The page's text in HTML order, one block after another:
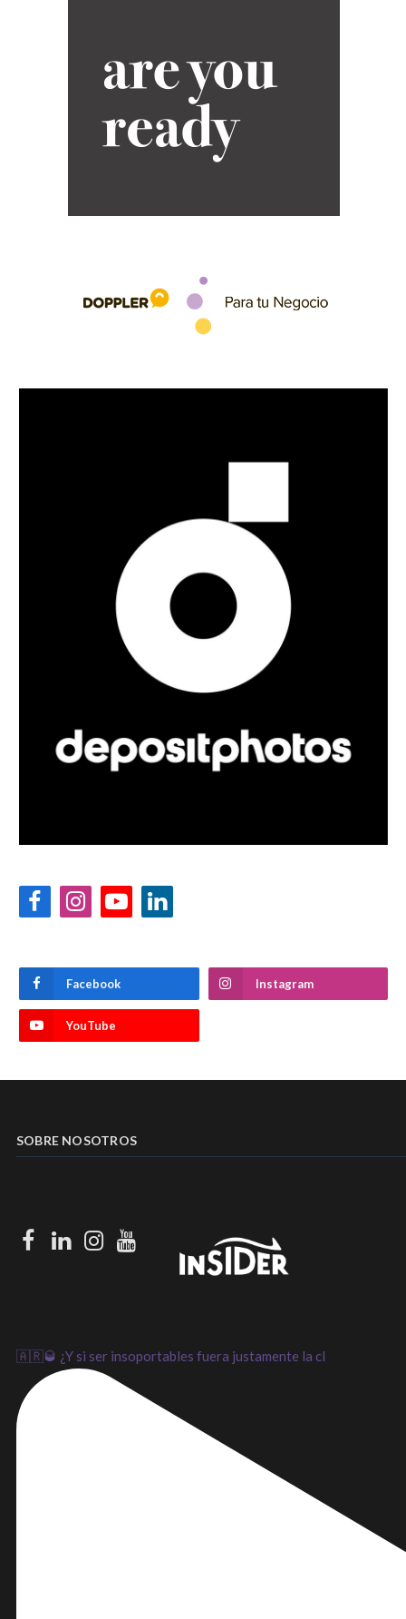
FacebookInstagramYouTubeLinkedIn
Facebook Instagram
YouTube
SOBRE NOSOTROS
Facebook
LinkedInInstagram
Youtube
🇦🇷🥃 ¿Y si ser insoportables fuera justamente la cl